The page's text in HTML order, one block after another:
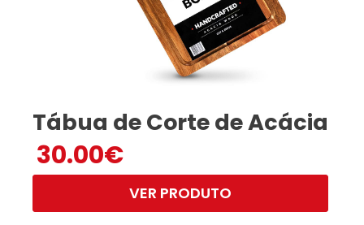
Tábua de Corte de Acácia
30.00€
VER PRODUTO